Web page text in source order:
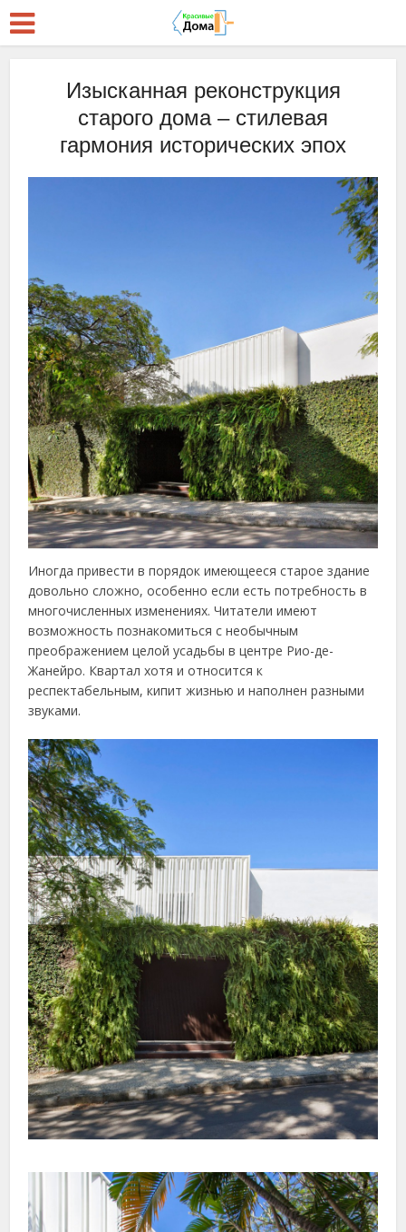
Изысканная реконструкция
старого дома – стилевая
гармония исторических эпох
Иногда привести в порядок имеющееся старое здание
довольно сложно, особенно если есть потребность в
многочисленных изменениях. Читатели имеют
возможность познакомиться с необычным
преображением целой усадьбы в центре Рио-де-
Жанейро. Квартал хотя и относится к
респектабельным, кипит жизнью и наполнен разными
звуками.